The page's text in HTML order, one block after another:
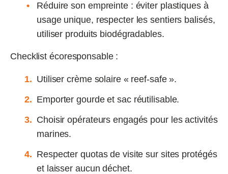
Réduire son empreinte : éviter plastiques à
usage unique, respecter les sentiers balisés,
utiliser produits biodégradables.
Checklist écoresponsable :
Utiliser crème solaire « reef‑safe ».
Emporter gourde et sac réutilisable.
Choisir opérateurs engagés pour les activités
marines.
Respecter quotas de visite sur sites protégés
et laisser aucun déchet.